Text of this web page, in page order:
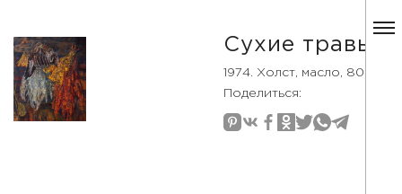
Сухие травы
1974. Холст, масло, 80×70
Поделиться: